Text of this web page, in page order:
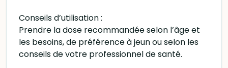
Conseils d’utilisation :
Prendre la dose recommandée selon l’âge et
les besoins, de préférence à jeun ou selon les
conseils de votre professionnel de santé.